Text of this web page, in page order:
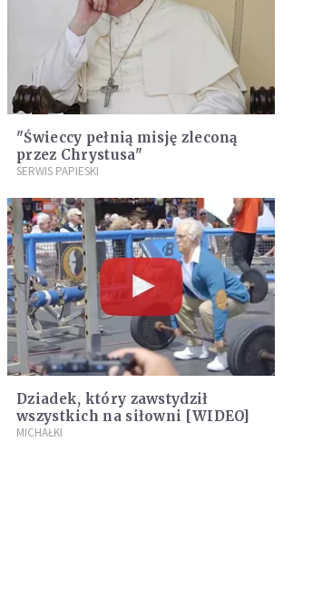
"Świeccy pełnią misję zleconą
przez Chrystusa"
SERWIS PAPIESKI
Dziadek, który zawstydził
wszystkich na siłowni [WIDEO]
MICHAŁKI